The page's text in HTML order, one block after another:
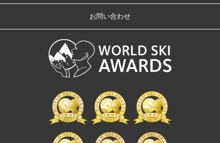
お問い合わせ